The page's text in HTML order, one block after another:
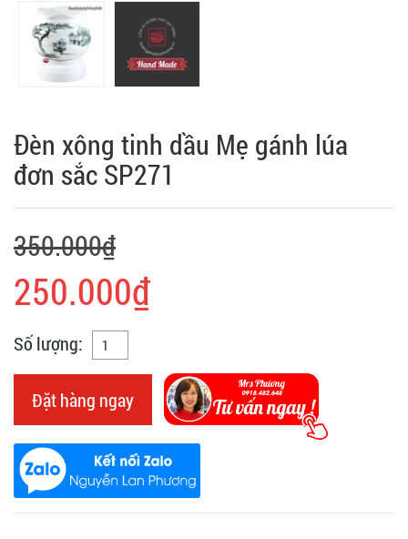
Đèn xông tinh dầu Mẹ gánh lúa
đơn sắc SP271
350.000₫
250.000₫
Số lượng:
Đặt hàng ngay